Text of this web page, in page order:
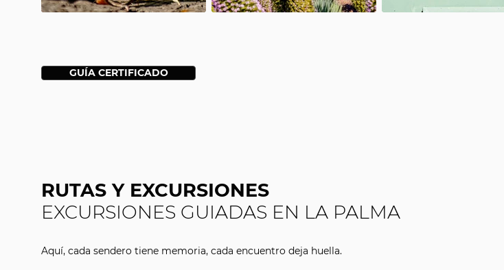
GUÍA CERTIFICADO
RUTAS Y EXCURSIONES
EXCURSIONES GUIADAS EN LA PALMA
Aquí, cada sendero tiene memoria, cada encuentro deja huella.